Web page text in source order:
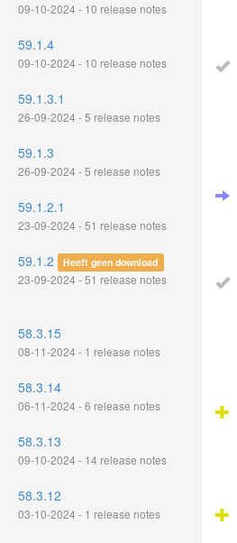
09-10-2024 - 10 release notes
59.1.4
09-10-2024 - 10 release notes
59.1.3.1
26-09-2024 - 5 release notes
59.1.3
26-09-2024 - 5 release notes
59.1.2.1
23-09-2024 - 51 release notes
59.1.2 Heeft geen download
23-09-2024 - 51 release notes
58.3.15
08-11-2024 - 1 release notes
58.3.14
06-11-2024 - 6 release notes
58.3.13
09-10-2024 - 14 release notes
58.3.12
03-10-2024 - 1 release notes